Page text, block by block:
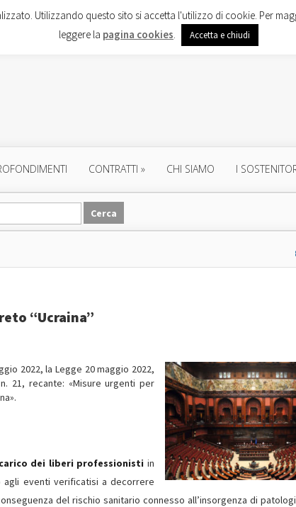
CONTRATTI » CHI SIAMO I
“Ucraina”
2022, la Legge 20 maggio 2022,
21, recante: «Misure urgenti per
dei liberi professionisti in
eventi verificatisi a decorrere
del rischio sanitario connesso all’insorgenza di
Utilizzando questo sito si accetta l'utilizzo di cookie. Per
leggere la pagina cookies. Accetta e chiudi